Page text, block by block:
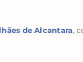
de Alcantara,